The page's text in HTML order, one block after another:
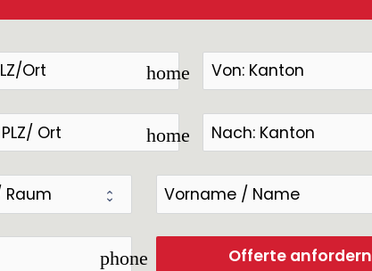
home
home
phone Offerte anfordern